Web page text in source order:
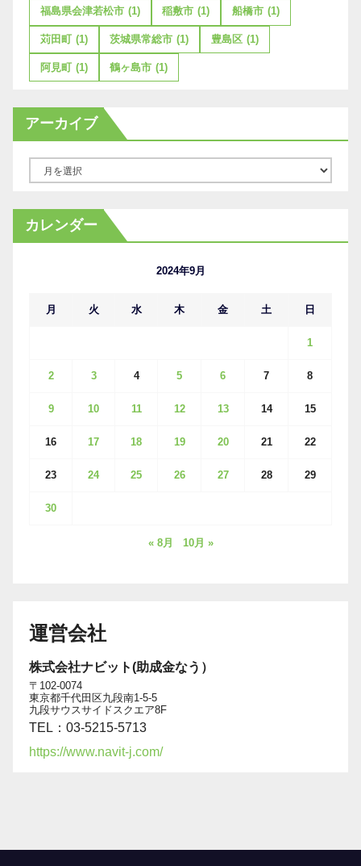
福島県会津若松市 (1) 稲敷市 (1) 船橋市 (1)
苅田町 (1) 茨城県常総市 (1) 豊島区 (1)
阿見町 (1) 鶴ヶ島市 (1)
アーカイブ
カ
イ
カレンダー
2024年9月
月 火 水 木 金 土 日
1
2 3 4 5 6 7 8
9 10 11 12 13 14 15
16 17 18 19 20 21 22
23 24 25 26 27 28 29
30
« 8月 10月 »
運営会社
株式会社ナビット(助成金なう）
〒102-0074
東京都千代田区九段南1-5-5
九段サウスサイドスクエア8F
TEL：03-5215-5713
https://www.navit-j.com/